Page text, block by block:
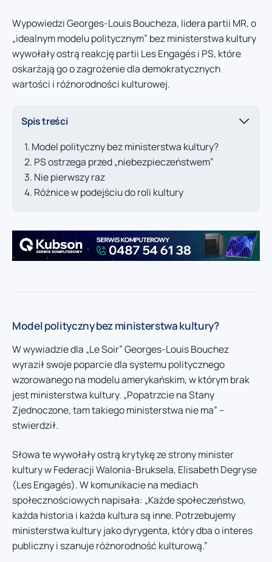
Wypowiedzi Georges-Louis Boucheza, lidera partii MR, o
„idealnym modelu politycznym” bez ministerstwa kultury
wywołały ostrą reakcję partii Les Engagés i PS, które
oskarżają go o zagrożenie dla demokratycznych
wartości i różnorodności kulturowej.
Spis treści
Model polityczny bez ministerstwa kultury?
PS ostrzega przed „niebezpieczeństwem”
Nie pierwszy raz
Różnice w podejściu do roli kultury
Model polityczny bez ministerstwa kultury?
W wywiadzie dla „Le Soir” Georges-Louis Bouchez
wyraził swoje poparcie dla systemu politycznego
wzorowanego na modelu amerykańskim, w którym brak
jest ministerstwa kultury. „Popatrzcie na Stany
Zjednoczone, tam takiego ministerstwa nie ma” –
stwierdził.
Słowa te wywołały ostrą krytykę ze strony minister
kultury w Federacji Walonia-Bruksela, Elisabeth Degryse
(Les Engagés). W komunikacie na mediach
społecznościowych napisała: „Każde społeczeństwo,
każda historia i każda kultura są inne. Potrzebujemy
ministerstwa kultury jako dyrygenta, który dba o interes
publiczny i szanuje różnorodność kulturową.”